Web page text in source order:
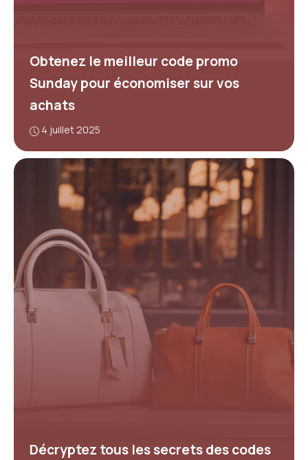
Obtenez le meilleur code promo
Sunday pour économiser sur vos
achats
4 juillet 2025
Décryptez tous les secrets des codes